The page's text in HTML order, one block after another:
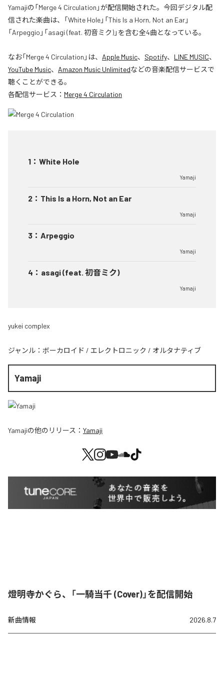
Yamajiの「Merge 4 Circulation」が配信開始された。今回デジタル配
信された楽曲は、「White Hole」「This Is a Horn, Not an Ear」
「Arpeggio」「asagi (feat. 初音ミク)」を含む全4曲となっている。
なお「Merge 4 Circulation 」は、 Apple Music、 Spotify、 LINE MUSIC、
YouTube Music、 Amazon Music Unlimitedなどの音楽配信サービスで
聴くことができる。
各配信サービス： Merge 4 Circulation
1 ： White Hole
Yamaji
2 ： This Is a Horn, Not an Ear
Yamaji
3 ： Arpeggio
Yamaji
4 ： asagi (feat. 初音ミク)
Yamaji
yukei complex
ジャンル： ボーカロイド / エレクトロニック / オルタナティブ
Yamaji
Yamajiの他のリリース： Yamaji
燈明寺かぐら、「一騎当千 (Cover)」を配信開始
新曲情報 2026.8.7